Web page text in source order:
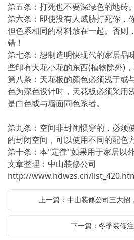
第五条：打死也不要深绿色的地砖。
第六条：即使没有人威胁打死你，
但色系相同的材料放在一起。否则
错！
第七条：想制造明快现代的家居品
些印有大花小花的东西(植物除外)，
第八条：天花板的颜色必须浅于或
色为深色设计时，天花板必须采用
是白色或与墙面同色系者。
第九条：空间非封闭惯穿的，必须
的封闭空间，可以使用不同的配色方
第十条：本"定律"如果用于家居以
文章整理：中山装修公司
http://www.hdwzs.cn/
上一篇：中山装修公司三大招
下一篇：冬季装修